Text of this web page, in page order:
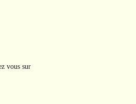
vous sur